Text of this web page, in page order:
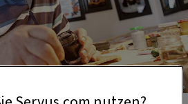
Foto: Julia Stix